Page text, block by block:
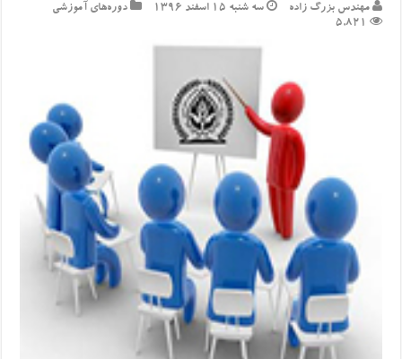
مهندس بزرگ زاده سه شنبه ۱۵ اسفند ۱۳۹۶
دوره‌های آموزشی
5,821